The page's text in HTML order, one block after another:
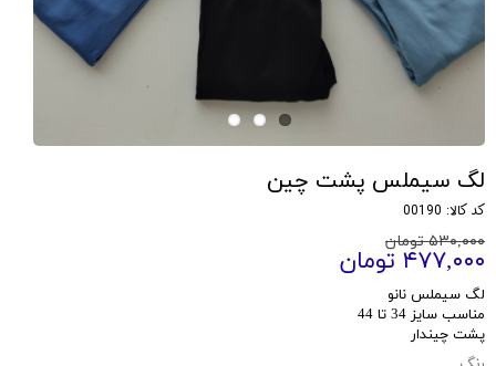
لگ سیملس پشت چین
کد کالا: 00190
۵۳۰,۰۰۰ تومان
۴۷۷,۰۰۰ تومان
لگ سیملس نانو
مناسب سایز 34 تا 44
پشت چیندار